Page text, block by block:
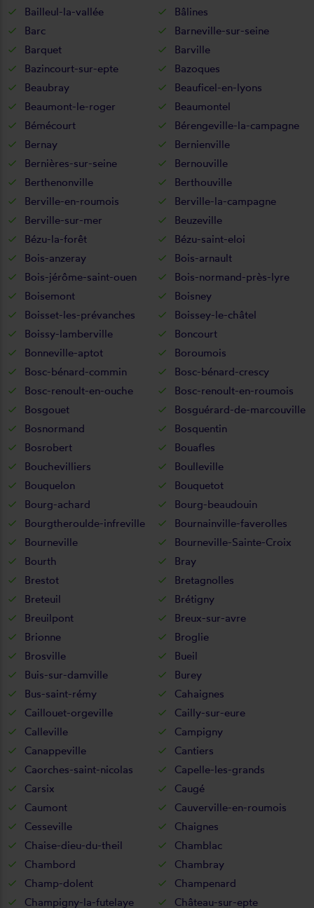
Bailleul-la-vallée
Bâlines
Barc
Barneville-sur-seine
Barquet
Barville
Bazincourt-sur-epte
Bazoques
Beaubray
Beauficel-en-lyons
Beaumont-le-roger
Beaumontel
Bémécourt
Bérengeville-la-campagne
Bernay
Bernienville
Bernières-sur-seine
Bernouville
Berthenonville
Berthouville
Berville-en-roumois
Berville-la-campagne
Berville-sur-mer
Beuzeville
Bézu-la-forêt
Bézu-saint-eloi
Bois-anzeray
Bois-arnault
Bois-jérôme-saint-ouen
Bois-normand-près-lyre
Boisemont
Boisney
Boisset-les-prévanches
Boissey-le-châtel
Boissy-lamberville
Boncourt
Bonneville-aptot
Boroumois
Bosc-bénard-commin
Bosc-bénard-crescy
Bosc-renoult-en-ouche
Bosc-renoult-en-roumois
Bosgouet
Bosguérard-de-marcouville
Bosnormand
Bosquentin
Bosrobert
Bouafles
Bouchevilliers
Boulleville
Bouquelon
Bouquetot
Bourg-achard
Bourg-beaudouin
Bourgtheroulde-infreville
Bournainville-faverolles
Bourneville
Bourneville-Sainte-Croix
Bourth
Bray
Brestot
Bretagnolles
Breteuil
Brétigny
Breuilpont
Breux-sur-avre
Brionne
Broglie
Brosville
Bueil
Buis-sur-damville
Burey
Bus-saint-rémy
Cahaignes
Caillouet-orgeville
Cailly-sur-eure
Calleville
Campigny
Canappeville
Cantiers
Caorches-saint-nicolas
Capelle-les-grands
Carsix
Caugé
Caumont
Cauverville-en-roumois
Cesseville
Chaignes
Chaise-dieu-du-theil
Chamblac
Chambord
Chambray
Champ-dolent
Champenard
Champigny-la-futelaye
Château-sur-epte